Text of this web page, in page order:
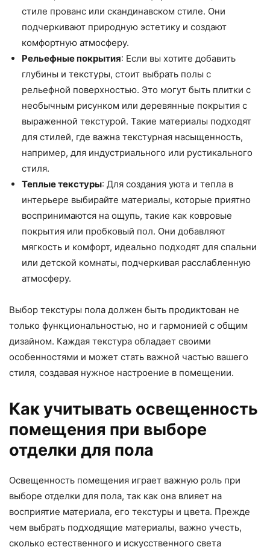
стиле прованс или скандинавском стиле. Они
подчеркивают природную эстетику и создают
комфортную атмосферу.
Рельефные покрытия: Если вы хотите добавить
глубины и текстуры, стоит выбрать полы с
рельефной поверхностью. Это могут быть плитки с
необычным рисунком или деревянные покрытия с
выраженной текстурой. Такие материалы подходят
для стилей, где важна текстурная насыщенность,
например, для индустриального или рустикального
стиля.
Теплые текстуры: Для создания уюта и тепла в
интерьере выбирайте материалы, которые приятно
воспринимаются на ощупь, такие как ковровые
покрытия или пробковый пол. Они добавляют
мягкость и комфорт, идеально подходят для спальни
или детской комнаты, подчеркивая расслабленную
атмосферу.
Выбор текстуры пола должен быть продиктован не
только функциональностью, но и гармонией с общим
дизайном. Каждая текстура обладает своими
особенностями и может стать важной частью вашего
стиля, создавая нужное настроение в помещении.
Как учитывать освещенность
помещения при выборе
отделки для пола
Освещенность помещения играет важную роль при
выборе отделки для пола, так как она влияет на
восприятие материала, его текстуры и цвета. Прежде
чем выбрать подходящие материалы, важно учесть,
сколько естественного и искусственного света